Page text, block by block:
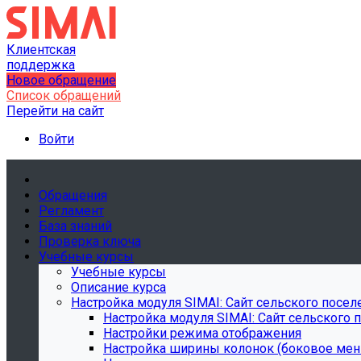
Клиентская
поддержка
Новое обращение
Список обращений
Перейти на сайт
Войти
Обращения
Регламент
База знаний
Проверка ключа
Учебные курсы
Учебные курсы
Описание курса
Настройка модуля SIMAI: Сайт сельского
Настройка модуля SIMAI: Сайт сельского
Настройки режима отображения
Настройка ширины колонок (боковое